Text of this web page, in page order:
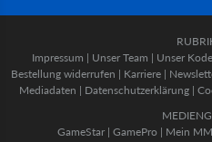
Impressum | Unser Team | Unser
Bestellung widerrufen | Karriere |
Mediadaten | Datenschutzerklärung |
GameStar| GamePro | Mein